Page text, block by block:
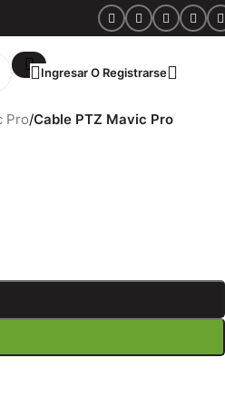
Ingresar O Registrarse
Pro/Cable PTZ Mavic Pro